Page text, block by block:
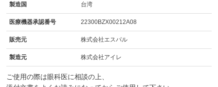
製造国 台湾
医療機器承認番号 22300BZX00212A08
販売元 株式会社エスパル
製造元 株式会社アイレ
ご使用の際は眼科医に相談の上、